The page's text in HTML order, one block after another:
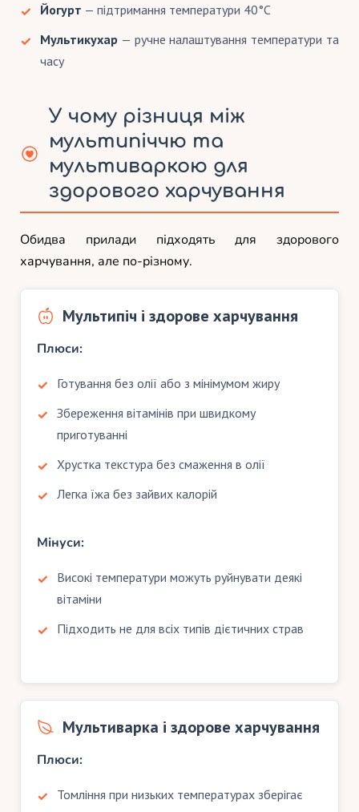
Йогурт — підтримання температури 40°C
Мультикухар — ручне налаштування температури та
часу
У чому різниця між
мультипіччю та
мультиваркою для
здорового харчування
Обидва прилади підходять для здорового
харчування, але по-різному.
Мультипіч і здорове харчування
Плюси:
Готування без олії або з мінімумом жиру
Збереження вітамінів при швидкому
приготуванні
Хрустка текстура без смаження в олії
Легка їжа без зайвих калорій
Мінуси:
Високі температури можуть руйнувати деякі
вітаміни
Підходить не для всіх типів дієтичних страв
Мультиварка і здорове харчування
Плюси:
Томління при низьких температурах зберігає